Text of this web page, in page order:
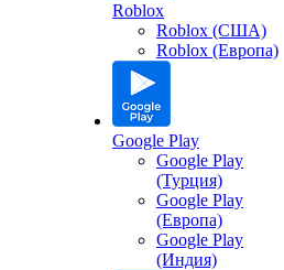
Roblox
Roblox (США)
Roblox (Европа)
Google Play
Google Play
(Турция)
Google Play
(Европа)
Google Play
(Индия)